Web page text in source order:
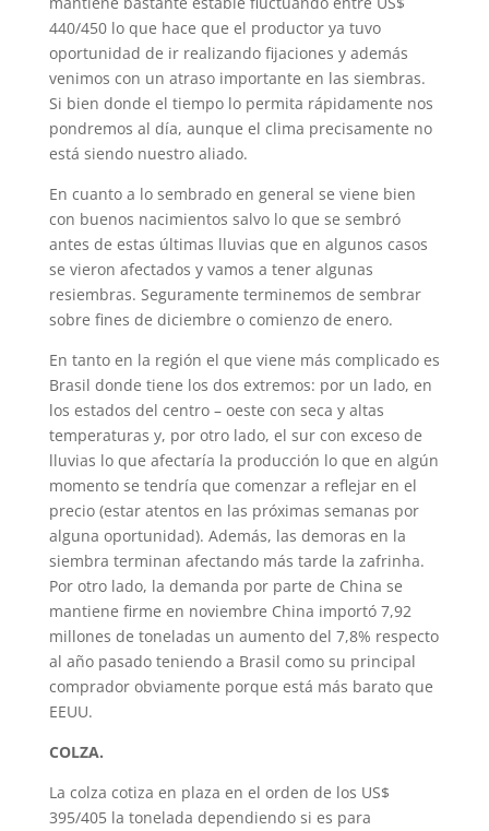
440/450 lo que hace que el productor ya tuvo
oportunidad de ir realizando fijaciones y además
venimos con un atraso importante en las siembras.
Si bien donde el tiempo lo permita rápidamente nos
pondremos al día, aunque el clima precisamente no
está siendo nuestro aliado.
En cuanto a lo sembrado en general se viene bien
con buenos nacimientos salvo lo que se sembró
antes de estas últimas lluvias que en algunos casos
se vieron afectados y vamos a tener algunas
resiembras. Seguramente terminemos de sembrar
sobre fines de diciembre o comienzo de enero.
En tanto en la región el que viene más complicado es
Brasil donde tiene los dos extremos: por un lado, en
los estados del centro – oeste con seca y altas
temperaturas y, por otro lado, el sur con exceso de
lluvias lo que afectaría la producción lo que en algún
momento se tendría que comenzar a reflejar en el
precio (estar atentos en las próximas semanas por
alguna oportunidad). Además, las demoras en la
siembra terminan afectando más tarde la zafrinha.
Por otro lado, la demanda por parte de China se
mantiene firme en noviembre China importó 7,92
millones de toneladas un aumento del 7,8% respecto
al año pasado teniendo a Brasil como su principal
comprador obviamente porque está más barato que
EEUU.
COLZA.
La colza cotiza en plaza en el orden de los US$
395/405 la tonelada dependiendo si es para